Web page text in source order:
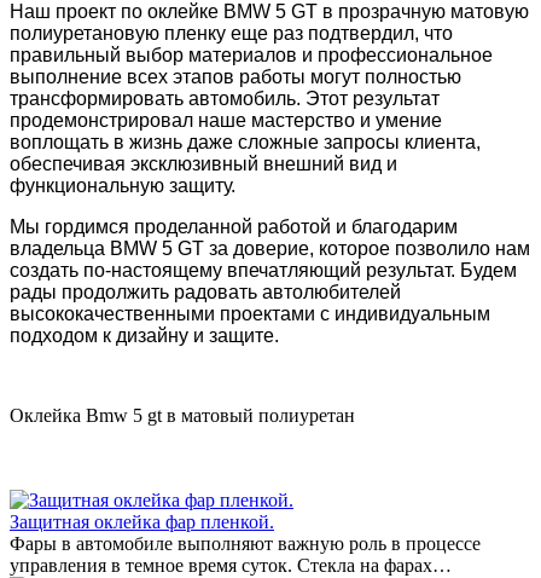
Наш проект по оклейке BMW 5 GT в прозрачную матовую
полиуретановую пленку еще раз подтвердил, что
правильный выбор материалов и профессиональное
выполнение всех этапов работы могут полностью
трансформировать автомобиль. Этот результат
продемонстрировал наше мастерство и умение
воплощать в жизнь даже сложные запросы клиента,
обеспечивая эксклюзивный внешний вид и
функциональную защиту.
Мы гордимся проделанной работой и благодарим
владельца BMW 5 GT за доверие, которое позволило нам
создать по-настоящему впечатляющий результат. Будем
рады продолжить радовать автолюбителей
высококачественными проектами с индивидуальным
подходом к дизайну и защите.
Оклейка Bmw 5 gt в матовый полиуретан
Защитная оклейка фар пленкой.
Фары в автомобиле выполняют важную роль в процессе
управления в темное время суток. Стекла на фарах…